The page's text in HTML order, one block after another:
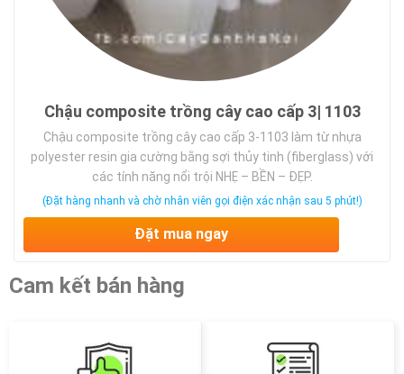
Chậu composite trồng cây cao cấp 3| 1103
Chậu composite trồng cây cao cấp 3-1103 làm từ nhựa
polyester resin gia cường bằng sợi thủy tinh (fiberglass) với
các tính năng nổi trội NHẸ – BỀN – ĐẸP.
(Đặt hàng nhanh và chờ nhân viên gọi điện xác nhận sau 5 phút!)
Đặt mua ngay
Cam kết bán hàng